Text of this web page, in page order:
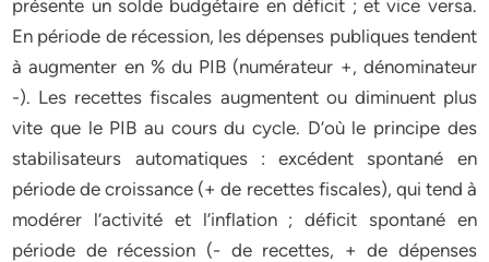
présente un solde budgétaire en déficit ; et vice versa.
En période de récession, les dépenses publiques tendent
à augmenter en % du PIB (numérateur +, dénominateur
-). Les recettes fiscales augmentent ou diminuent plus
vite que le PIB au cours du cycle. D’où le principe des
stabilisateurs automatiques : excédent spontané en
période de croissance (+ de recettes fiscales), qui tend à
modérer l’activité et l’inflation ; déficit spontané en
période de récession (- de recettes, + de dépenses